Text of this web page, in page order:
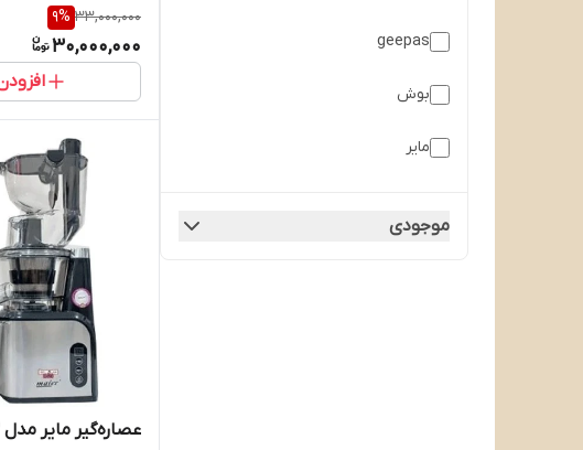
geepas
بوش
مایر
موجودی
33,000,000
9%
30,000,000
عصاره‌گیر مایر مدل MR263